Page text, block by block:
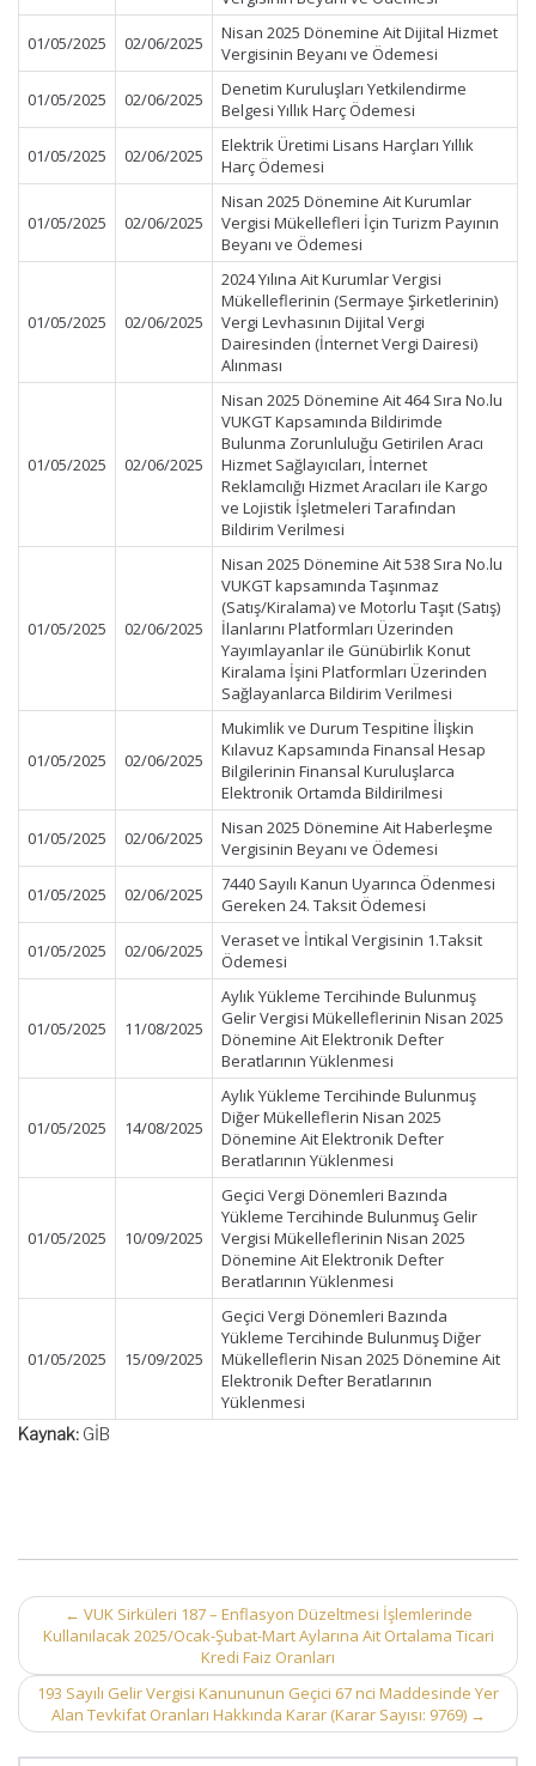
01/05/2025 02/06/2025
Nisan 2025 Dönemine Ait Dijital Hizmet
Vergisinin Beyanı ve Ödemesi
01/05/2025 02/06/2025
Denetim Kuruluşları Yetkilendirme
Belgesi Yıllık Harç Ödemesi
01/05/2025 02/06/2025
Elektrik Üretimi Lisans Harçları Yıllık
Harç Ödemesi
01/05/2025 02/06/2025
Nisan 2025 Dönemine Ait Kurumlar
Vergisi Mükellefleri İçin Turizm Payının
Beyanı ve Ödemesi
01/05/2025 02/06/2025
2024 Yılına Ait Kurumlar Vergisi
Mükelleflerinin (Sermaye Şirketlerinin)
Vergi Levhasının Dijital Vergi
Dairesinden (İnternet Vergi Dairesi)
Alınması
01/05/2025 02/06/2025
Nisan 2025 Dönemine Ait 464 Sıra No.lu
VUKGT Kapsamında Bildirimde
Bulunma Zorunluluğu Getirilen Aracı
Hizmet Sağlayıcıları, İnternet
Reklamcılığı Hizmet Aracıları ile Kargo
ve Lojistik İşletmeleri Tarafından
Bildirim Verilmesi
01/05/2025 02/06/2025
Nisan 2025 Dönemine Ait 538 Sıra No.lu
VUKGT kapsamında Taşınmaz
(Satış/Kiralama) ve Motorlu Taşıt (Satış)
İlanlarını Platformları Üzerinden
Yayımlayanlar ile Günübirlik Konut
Kiralama İşini Platformları Üzerinden
Sağlayanlarca Bildirim Verilmesi
01/05/2025 02/06/2025
Mukimlik ve Durum Tespitine İlişkin
Kılavuz Kapsamında Finansal Hesap
Bilgilerinin Finansal Kuruluşlarca
Elektronik Ortamda Bildirilmesi
01/05/2025 02/06/2025
Nisan 2025 Dönemine Ait Haberleşme
Vergisinin Beyanı ve Ödemesi
01/05/2025 02/06/2025
7440 Sayılı Kanun Uyarınca Ödenmesi
Gereken 24. Taksit Ödemesi
01/05/2025 02/06/2025
Veraset ve İntikal Vergisinin 1.Taksit
Ödemesi
01/05/2025 11/08/2025
Aylık Yükleme Tercihinde Bulunmuş
Gelir Vergisi Mükelleflerinin Nisan 2025
Dönemine Ait Elektronik Defter
Beratlarının Yüklenmesi
01/05/2025 14/08/2025
Aylık Yükleme Tercihinde Bulunmuş
Diğer Mükelleflerin Nisan 2025
Dönemine Ait Elektronik Defter
Beratlarının Yüklenmesi
01/05/2025 10/09/2025
Geçici Vergi Dönemleri Bazında
Yükleme Tercihinde Bulunmuş Gelir
Vergisi Mükelleflerinin Nisan 2025
Dönemine Ait Elektronik Defter
Beratlarının Yüklenmesi
01/05/2025 15/09/2025
Geçici Vergi Dönemleri Bazında
Yükleme Tercihinde Bulunmuş Diğer
Mükelleflerin Nisan 2025 Dönemine Ait
Elektronik Defter Beratlarının
Yüklenmesi
Kaynak: GİB
Post
navigation
← VUK Sirküleri 187 – Enflasyon Düzeltmesi İşlemlerinde
Kullanılacak 2025/Ocak-Şubat-Mart Aylarına Ait Ortalama Ticari
Kredi Faiz Oranları
193 Sayılı Gelir Vergisi Kanununun Geçici 67 nci Maddesinde Yer
Alan Tevkifat Oranları Hakkında Karar (Karar Sayısı: 9769) →